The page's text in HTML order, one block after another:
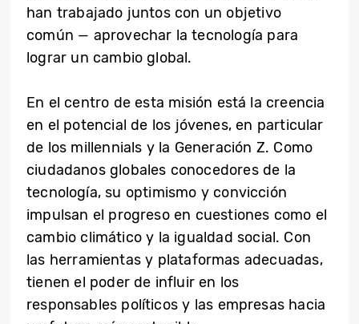
han trabajado juntos con un objetivo
común — aprovechar la tecnología para
lograr un cambio global.
En el centro de esta misión está la creencia
en el potencial de los jóvenes, en particular
de los millennials y la Generación Z. Como
ciudadanos globales conocedores de la
tecnología, su optimismo y convicción
impulsan el progreso en cuestiones como el
cambio climático y la igualdad social. Con
las herramientas y plataformas adecuadas,
tienen el poder de influir en los
responsables políticos y las empresas hacia